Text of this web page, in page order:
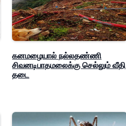
கனமழையால் நல்லதண்ணி
சிவனடிபாதமலைக்கு செல்லும் வீதி
தடை